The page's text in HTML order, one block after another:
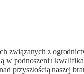
związanych z
w podnoszeniu
przyszłością naszej